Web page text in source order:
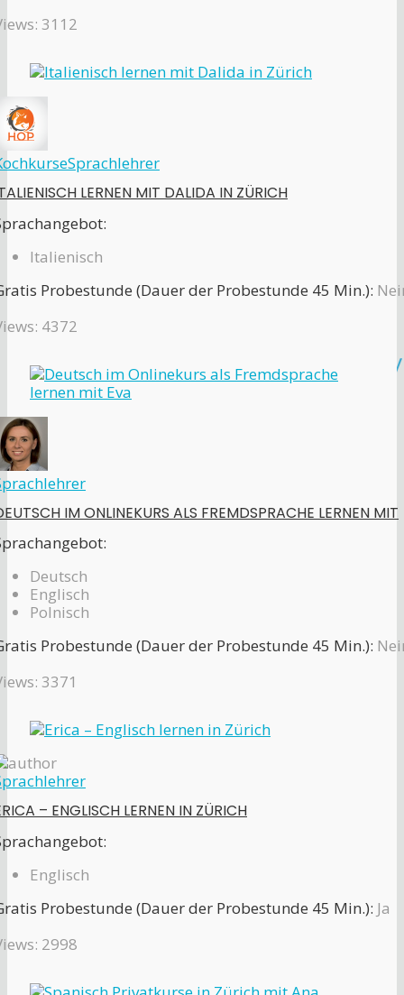
3112
Sprachlehrer
LERNEN MIT DALIDA IN ZÜRICH
Italienisch
Probestunde (Dauer der Probestunde 45 Min.):
4372
IM ONLINEKURS ALS FREMDSPRACHE LERNEN MIT
Deutsch
Englisch
Polnisch
Probestunde (Dauer der Probestunde 45 Min.):
3371
– ENGLISCH LERNEN IN ZÜRICH
Englisch
Probestunde (Dauer der Probestunde 45 Min.): Ja
2998